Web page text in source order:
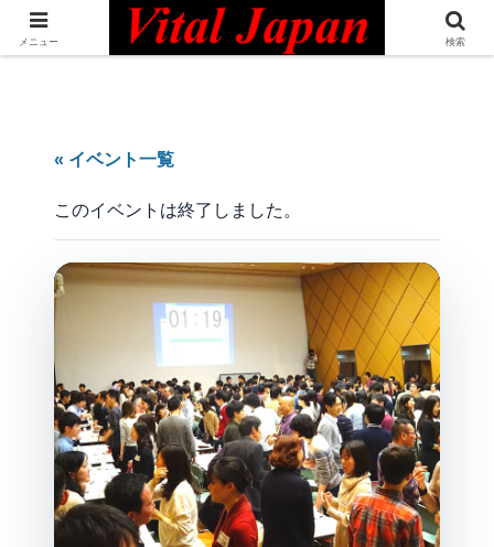
日本最大級の英語コミュニティ・Bilingual Professionals Network
« イベント一覧
このイベントは終了しました。
メニュー 検索